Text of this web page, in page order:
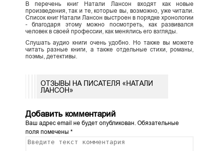
В перечень книг Натали Лансон входят как новые
произведения, так и те, которые вы, возможно, уже читали.
Список книг Натали Лансон выстроен в порядке хронологии
- благодаря этому можно посмотреть, как развивался
человек в своей профессии, как менялись его взгляды.
Слушать аудио книги очень удобно. Но также вы можете
читать разные книги, а также отдельные стихи, романы,
поэмы, детективы.
ОТЗЫВЫ НА ПИСАТЕЛЯ «НАТАЛИ
ЛАНСОН»
Добавить комментарий
Ваш адрес email не будет опубликован.Обязательные
поля помечены *